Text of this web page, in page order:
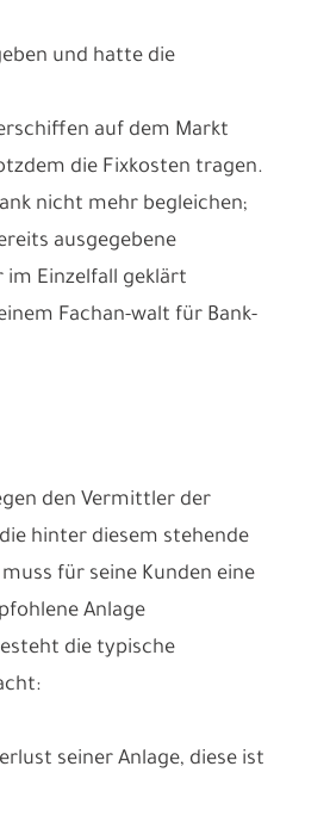
und hatte die
auf dem Markt
die Fixkosten tragen.
nicht mehr begleichen;
ausgegebene
Einzelfall geklärt
Fachan-walt für Bank-
den Vermittler der
hinter diesem stehende
für seine Kunden eine
Anlage
die typische
seiner Anlage, diese ist